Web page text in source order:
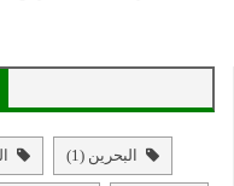
البحرين (1)